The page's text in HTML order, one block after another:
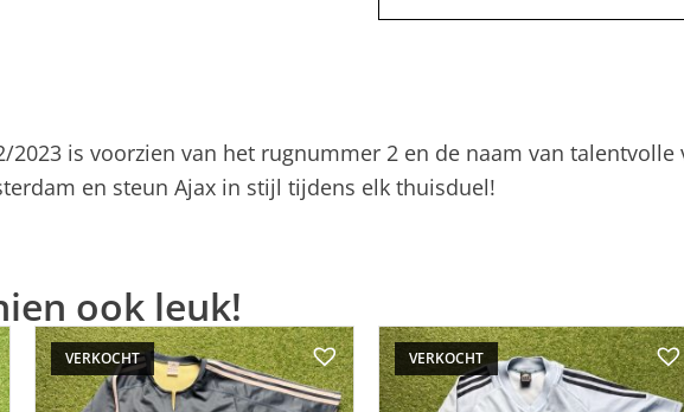
is voorzien van het rugnummer 2 en de naam van talentvolle
en steun Ajax in stijl tijdens elk thuisduel!
ook leuk!
VERKOCHT VERKOCHT